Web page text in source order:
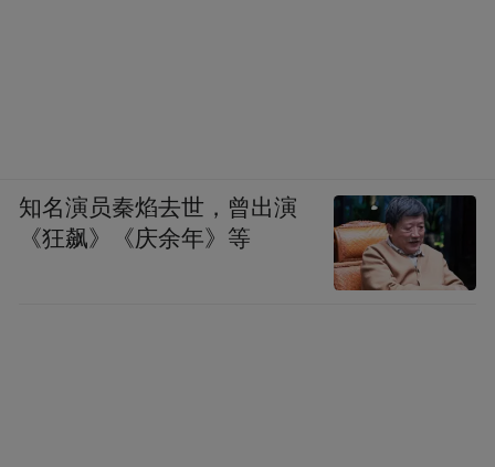
知名演员秦焰去世，曾出演
《狂飙》《庆余年》等